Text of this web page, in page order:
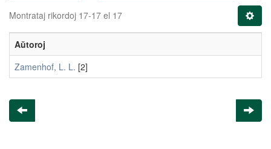
Montrataj rikordoj 17-17 el 17
Aŭtoroj
Zamenhof, L. L. [2]